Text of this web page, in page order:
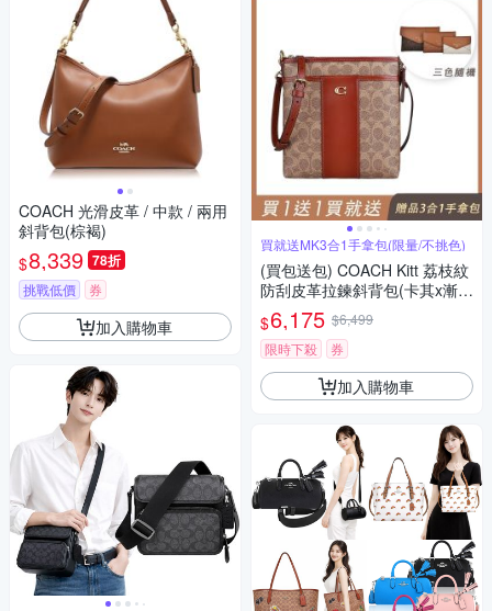
COACH 光滑皮革 / 中款 / 兩用
斜背包(棕褐)
$8,339 78折
挑戰低價 券
加入購物車
買就送MK3合1手拿包(限量/不挑色)
(買包送包) COACH Kitt 荔枝紋
防刮皮革拉鍊斜背包(卡其x漸層
黃褐)
$6,175 $6,499
限時下殺
券
加入購物車